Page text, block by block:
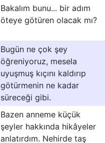
Bakalım bunu... bir adım
öteye götüren olacak mı?
Bugün ne çok şey
öğreniyoruz, mesela
uyuşmuş kıçını kaldırıp
götürmenin ne kadar
süreceği gibi.
Bazen anneme küçük
şeyler hakkında hikâyeler
anlatırdım. Nehirde taş